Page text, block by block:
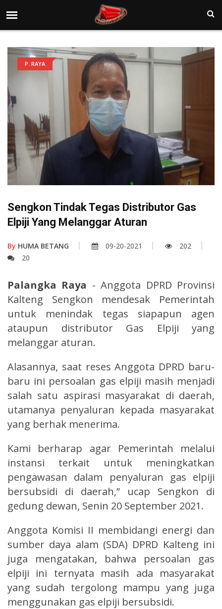
P. RAYA
Sengkon Tindak Tegas Distributor Gas
Elpiji Yang Melanggar Aturan
By HUMA BETANG 09-20-2021
202
20
Palangka Raya - Anggota DPRD Provinsi
Kalteng Sengkon mendesak Pemerintah
untuk menindak tegas siapapun agen
ataupun distributor Gas Elpiji yang
melanggar aturan.
Alasannya, saat reses Anggota DPRD baru-
baru ini persoalan gas elpiji masih menjadi
salah satu aspirasi masyarakat di daerah,
utamanya penyaluran kepada masyarakat
yang berhak menerima.
Kami berharap agar Pemerintah melalui
instansi terkait untuk meningkatkan
pengawasan dalam penyaluran gas elpiji
bersubsidi di daerah,” ucap Sengkon di
gedung dewan, Senin 20 September 2021.
Anggota Komisi II membidangi energi dan
sumber daya alam (SDA) DPRD Kalteng ini
juga mengatakan, bahwa persoalan gas
elpiji ini ternyata masih ada masyarakat
yang sudah tergolong mampu yang juga
menggunakan gas elpiji bersubsidi.